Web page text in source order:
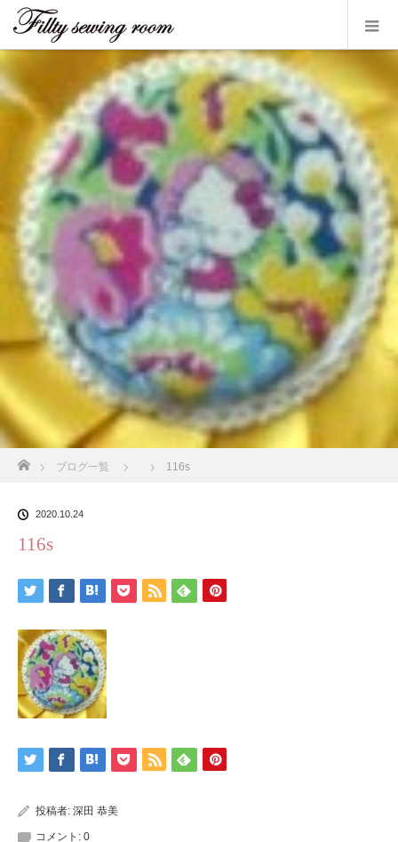
ブログ一覧 116s
2020.10.24
116s
投稿者: 深田 恭美
コメント: 0